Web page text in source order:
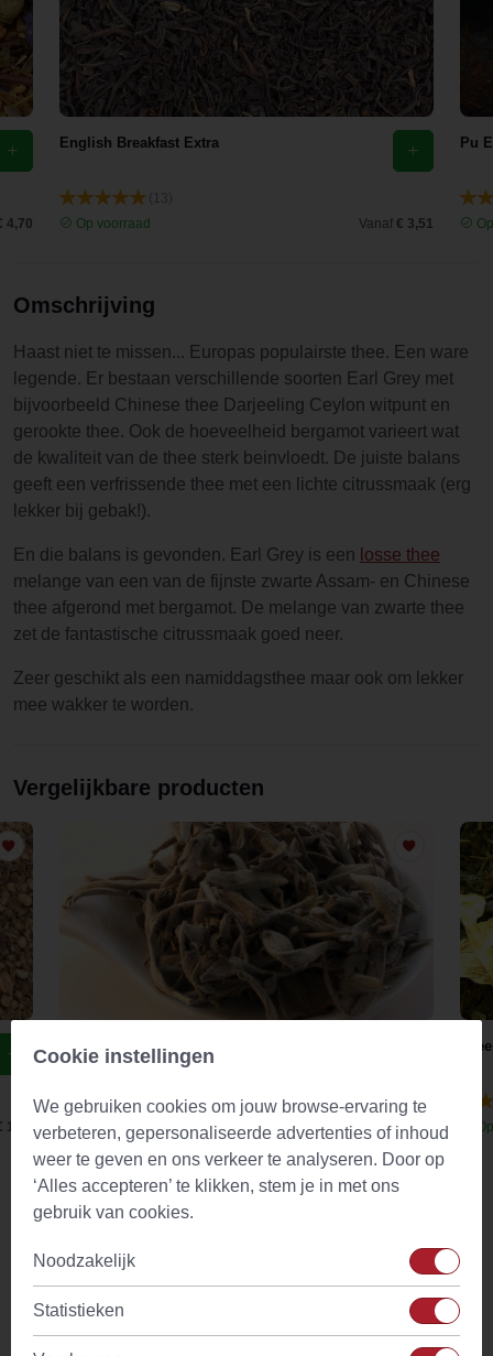
nasmaak.
Het is een
onwijze
Earl Grey
4,70
English Breakfast Extra
Op voorraad
Vanaf € 3,51
Pu
Omschrijving
Haast niet te missen... Europas populairste thee. Een ware
legende. Er bestaan verschillende soorten Earl Grey met
bijvoorbeeld Chinese thee Darjeeling Ceylon witpunt en
gerookte thee. Ook de hoeveelheid bergamot varieert wat
de kwaliteit van de thee sterk beinvloedt. De juiste balans
geeft een verfrissende thee met een lichte citrussmaak (erg
lekker bij gebak!).
En die balans is gevonden. Earl Grey is een losse thee
melange van een van de fijnste zwarte Assam- en Chinese
thee afgerond met bergamot. De melange van zwarte thee
zet de fantastische citrussmaak goed neer.
Zeer geschikt als een namiddagsthee maar ook om lekker
mee wakker te worden.
Vergelijkbare producten
1,91
Echte Saliethee Blad Gesneden (Salvia
Officinalis)
(24)
Op voorraad
Vanaf € 2,76
Productkenmerken
Type
Smaakprofiel
Cookie instellingen
We gebruiken cookies om jouw browse-ervaring te
verbeteren, gepersonaliseerde advertenties of inhoud
weer te geven en ons verkeer te analyseren. Door op
‘Alles accepteren’ te klikken, stem je in met ons
gebruik van cookies.
Noodzakelijk
Statistieken